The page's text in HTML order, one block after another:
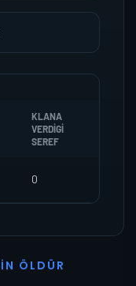
KLANA
VERDIGI
SEREF
0
I N Ö L D Ü R